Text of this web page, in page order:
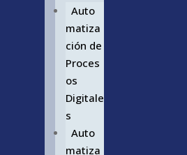
Auto
matiza
ción de
Proces
os
Digitale
s
Auto
matiza